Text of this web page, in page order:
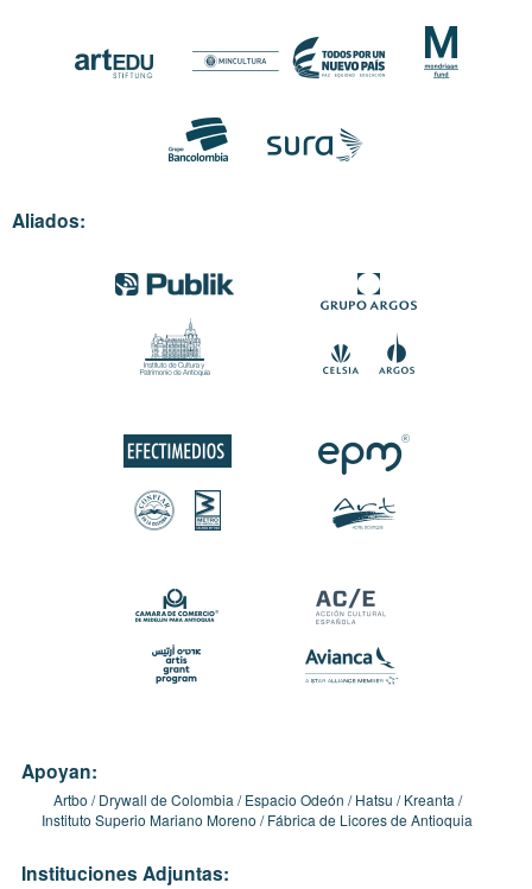
Aliados:
Apoyan:
Artbo Drywall de Colombia Espacio Odeón Hatsu
Kreanta
Instituto Superio Mariano Moreno
Fábrica de Licores de Antioquia
Instituciones Adjuntas: